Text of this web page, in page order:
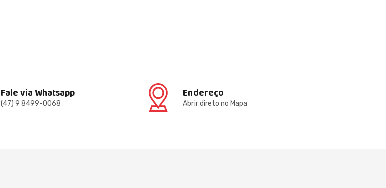
Fale via Whatsapp
(47) 9 8499-0068
Endereço
Abrir direto no Mapa